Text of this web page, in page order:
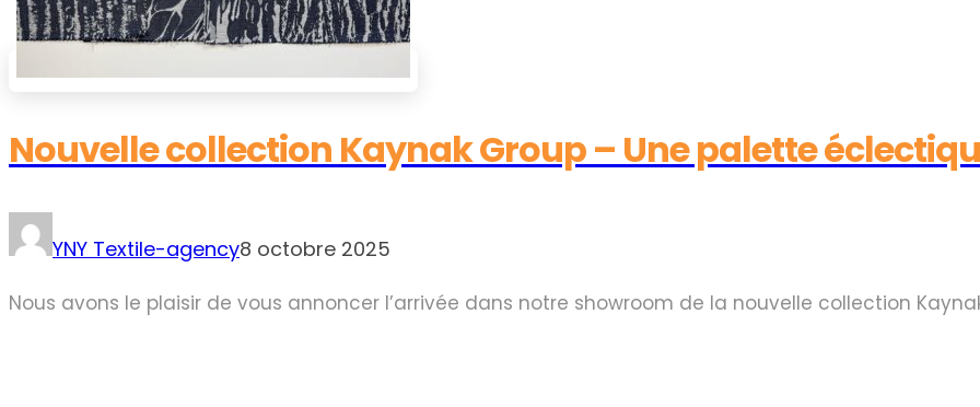
Nouvelle collection Kaynak Group – Une palette
YNY Textile-agency8 octobre 2025
Nous avons le plaisir de vous annoncer l’arrivée dans notre showroom de la nouvelle collection